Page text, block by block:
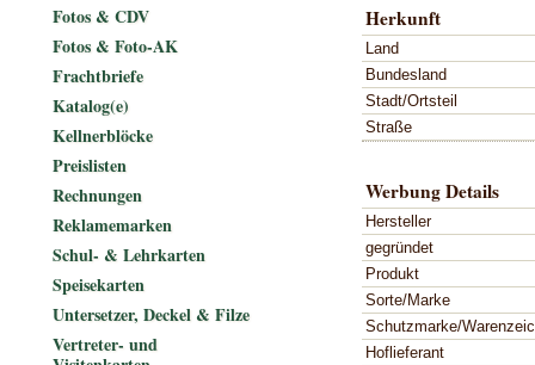
Herkunft
Land
Bundesland
Stadt/Ortsteil
Straße
Werbung Details
Hersteller
gegründet
Produkt
Sorte/Marke
Schutzmarke/
Hoflieferant
Fotos & CDV
Fotos & Foto-AK
Frachtbriefe
Katalog(e)
Kellnerblöcke
Preislisten
Rechnungen
Reklamemarken
Schul- & Lehrkarten
Speisekarten
Untersetzer, Deckel & Filze
Vertreter- und